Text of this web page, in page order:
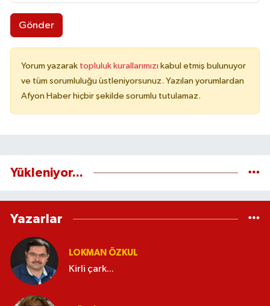
Gönder
Yorum yazarak topluluk kurallarımızı kabul etmiş bulunuyor
ve tüm sorumluluğu üstleniyorsunuz. Yazılan yorumlardan
Afyon Haber hiçbir şekilde sorumlu tutulamaz.
Yükleniyor...
Yazarlar
LOKMAN ÖZKUL
Kirli çark...